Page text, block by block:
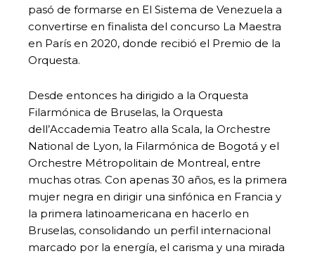
pasó de formarse en El Sistema de Venezuela a
convertirse en finalista del concurso La Maestra
en París en 2020, donde recibió el Premio de la
Orquesta.
Desde entonces ha dirigido a la Orquesta
Filarmónica de Bruselas, la Orquesta
dell’Accademia Teatro alla Scala, la Orchestre
National de Lyon, la Filarmónica de Bogotá y el
Orchestre Métropolitain de Montreal, entre
muchas otras. Con apenas 30 años, es la primera
mujer negra en dirigir una sinfónica en Francia y
la primera latinoamericana en hacerlo en
Bruselas, consolidando un perfil internacional
marcado por la energía, el carisma y una mirada